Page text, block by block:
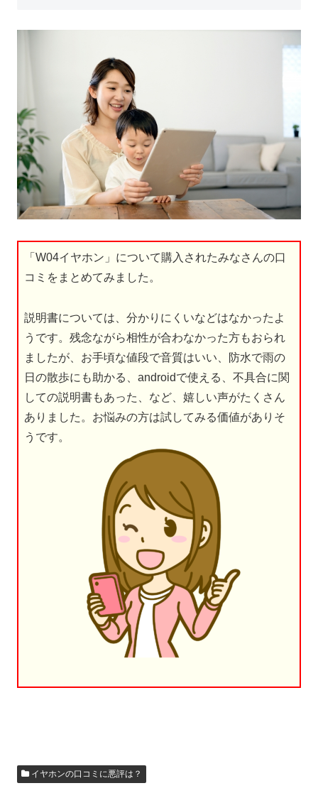
「W04イヤホン」について購入されたみなさんの口
コミをまとめてみました。
説明書については、分かりにくいなどはなかったよ
うです。残念ながら相性が合わなかった方もおられ
ましたが、お手頃な値段で音質はいい、防水で雨の
日の散歩にも助かる、androidで使える、不具合に関
しての説明書もあった、など、嬉しい声がたくさん
ありました。お悩みの方は試してみる価値がありそ
うです。
イヤホンの口コミに悪評は？